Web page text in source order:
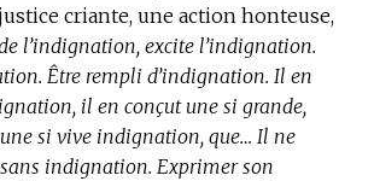
criante, une action honteuse,
l’indignation, excite l’indignation.
Être rempli d’indignation. Il en
il en conçut une si grande,
si vive indignation, que… Il ne
indignation. Exprimer son